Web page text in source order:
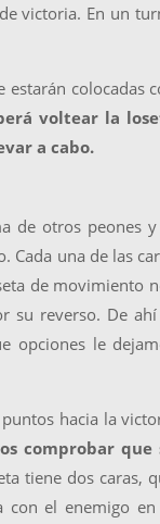
victoria. En un
estarán colocadas
voltear la
a cabo.
de otros peones
Cada una de las
de movimiento
su reverso. De
opciones le
hacia la
comprobar que
tiene dos caras,
con el enemigo